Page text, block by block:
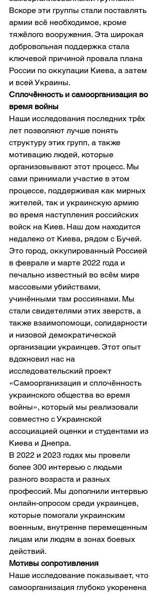
Вскоре эти группы стали поставлять
армии всё необходимое, кроме
тяжёлого вооружения. Эта широкая
добровольная поддержка стала
ключевой причиной провала плана
России по оккупации Киева, а затем
и всей Украины.
Сплочённость и самоорганизация во
время войны
Наши исследования последних трёх
лет позволяют лучше понять
структуру этих групп, а также
мотивацию людей, которые
организовывают этот процесс. Мы
сами принимали участие в этом
процессе, поддерживая как мирных
жителей, так и украинскую армию
во время наступления российских
войск на Киев. Наш дом находится
недалеко от Киева, рядом с Бучей.
Это город, оккупированный Россией
в феврале и марте 2022 года и
печально известный во всём мире
массовыми убийствами,
учинёнными там россиянами. Мы
стали свидетелями этих зверств, а
также взаимопомощи, солидарности
и низовой демократической
организации украинцев. Этот опыт
вдохновил нас на
исследовательский проект
«Самоорганизация и сплочённость
украинского общества во время
войны», который мы реализовали
совместно с Украинской
ассоциацией оценки и студентами из
Киева и Днепра.
В 2022 и 2023 годах мы провели
более 300 интервью с людьми
разного возраста и разных
профессий. Мы дополнили интервью
онлайн-опросом среди украинцев,
которые помогали украинским
военным, внутренне перемещенным
лицам или людям в зонах боевых
действий.
Мотивы сопротивления
Наше исследование показывает, что
самоорганизация глубоко укоренена